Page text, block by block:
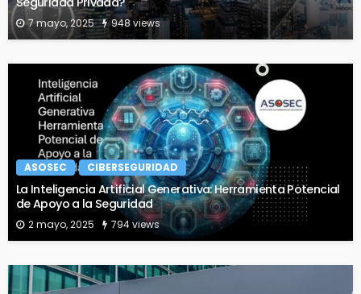
7 mayo, 2025 948 views
ASOSEC CIBERSEGURIDAD
La Inteligencia Artificial Generativa: Herramienta Potencial
de Apoyo a la Seguridad
2 mayo, 2025 794 views